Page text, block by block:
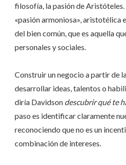
filosofía, la pasión de
«pasión armoniosa», aristotélica
del bien común, que es aquella
personales y sociales.
Construir un negocio a partir de
desarrollar ideas, talentos o
diría Davidson descubrir qué te
paso es identificar claramente
reconociendo que no es un
combinación de intereses.